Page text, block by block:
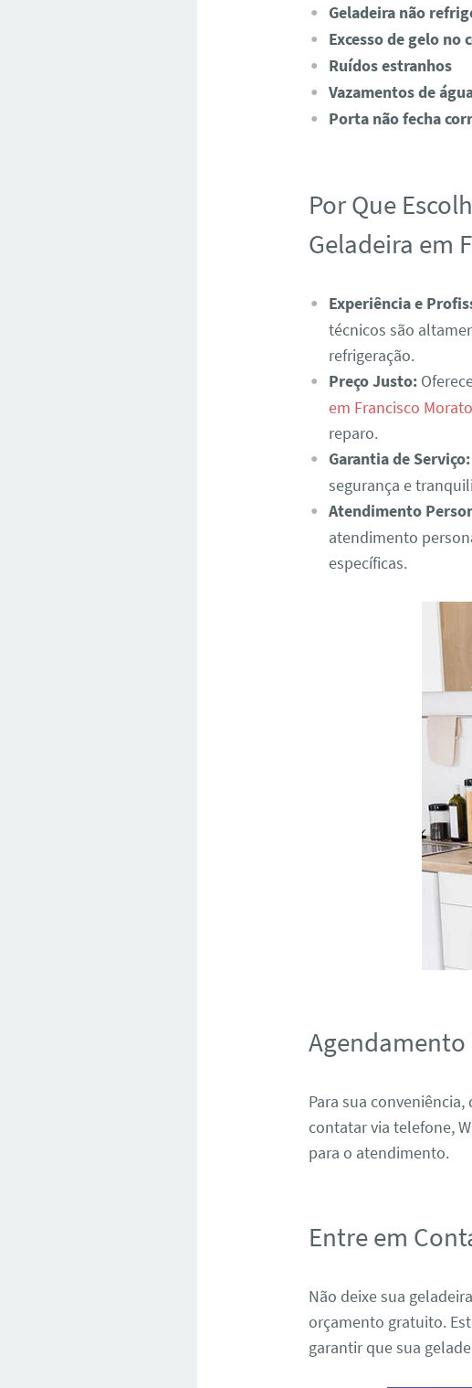
Geladeira não
Excesso de gelo no
Ruídos estranhos
Vazamentos de
Porta não fecha
Por Que
Geladeira em
Experiência e
técnicos são
refrigeração.
Preço Justo:
em Francisco
reparo.
Garantia de Serviço:
segurança e
Atendimento
atendimento
específicas.
Agendamento
Para sua
contatar via telefone,
para o atendimento.
Entre em
Não deixe sua
orçamento gratuito.
garantir que sua